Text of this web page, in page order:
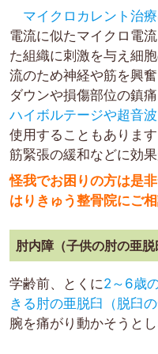
マイクロカレント治療
電流に似たマイクロ電
た組織に刺激を与え細
流のため神経や筋を興
ダウンや損傷部位の鎮
ハイボルテージや超音波
使用することもありま
筋緊張の緩和などに効果
怪我でお困りの方は是
はりきゅう整骨院にご相
肘内障（子供の肘の亜脱
学齢前、とくに2～6歳
きる肘の亜脱臼（脱臼の
腕を痛がり動かそうと